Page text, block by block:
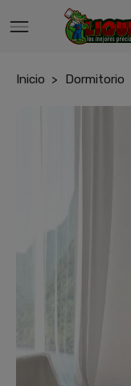
Inicio Dormitorio